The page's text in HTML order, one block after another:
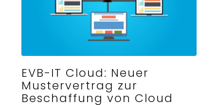
EVB-IT Cloud: Neuer
Mustervertrag zur
Beschaffung von Cloud